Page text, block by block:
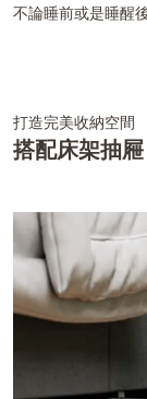
不論睡前或是睡醒
打造完美收納空間
搭配床架抽